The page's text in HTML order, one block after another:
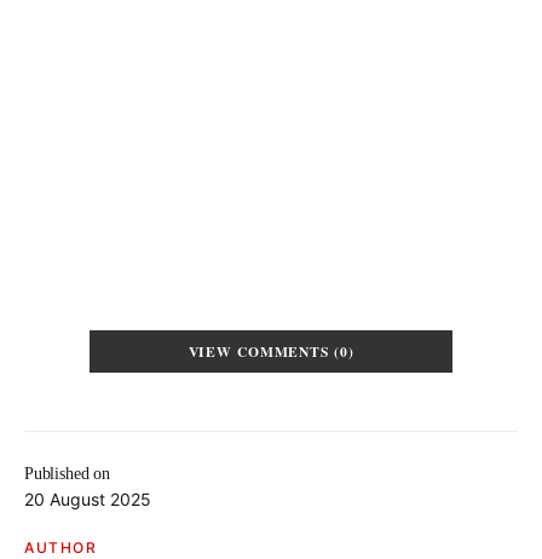
Published on
20 August 2025
AUTHOR
VIEW COMMENTS (0)